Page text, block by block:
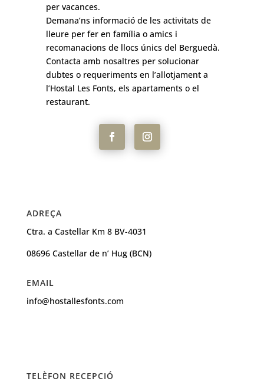
per vacances.
Demana’ns informació de les activitats de
lleure per fer en família o amics i
recomanacions de llocs únics del Berguedà.
Contacta amb nosaltres per solucionar
dubtes o requeriments en l’allotjament a
l’Hostal Les Fonts, els apartaments o el
restaurant.
ADREÇA
Ctra. a Castellar Km 8 BV-4031
08696 Castellar de n’ Hug (BCN)
EMAIL
info@hostallesfonts.com
TELÈFON RECEPCIÓ